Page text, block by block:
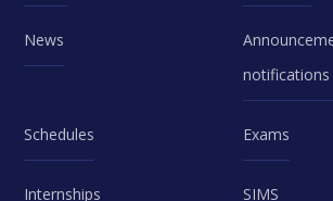
News
notifications
Schedules Exams
Internships SIMS